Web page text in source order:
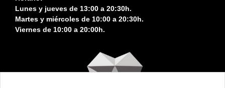
Lunes y jueves de 13:00 a 20:30h.
Martes y miércoles de 10:00 a 20:30h.
Viernes de 10:00 a 20:00h.